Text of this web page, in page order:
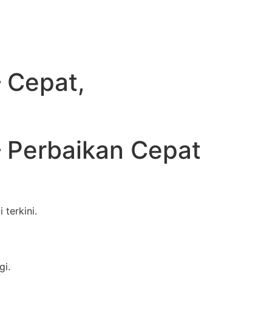
Cepat,
Cepat
terkini.